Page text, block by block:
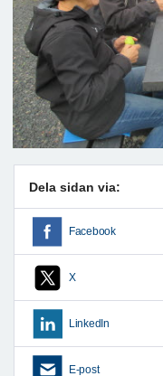
Dela sidan via:
Facebook
X
LinkedIn
E-post